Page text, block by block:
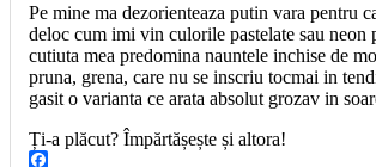
Pe mine ma dezorienteaza putin vara pentru
deloc cum imi vin culorile pastelate sau neon
cutiuta mea predomina nauntele inchise de
pruna, grena, care nu se inscriu tocmai in
gasit o varianta ce arata absolut grozav in
Ți-a plăcut? Împărtășește și altora!